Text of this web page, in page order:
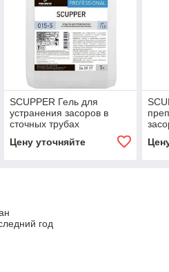
SCUPPER Гель для
устранения засоров в
сточных трубах
Цену уточняйте
год